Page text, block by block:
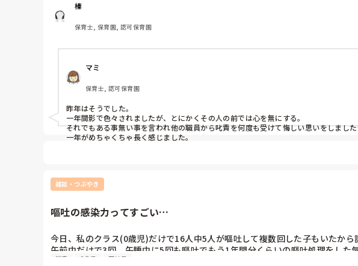
あからさまに冷たく敬語で話されるため、今でも同じ勤務(早番遅番)になっ
クラスリーダーは優しくて話しやすく、同じ学年には話しやすい先輩や後輩
皆さんは苦手な職員と同じクラスになった時に、その人とどのように関わって
心構えなどアドバイスをいただきたいです。
榛
保育士, 保育園, 認可保育園
マミ
保育士, 認可保育園
昨年はそうでした。
一年間影で色々されましたが、とにかくその人の前では心を無にする。
それでもある事無い事を言われ他の職員から叱責を何度も受けて悔しい思いをしまし
一年がめちゃくちゃ長く感じました。
雑談・つぶやき
嘔吐の感染力ってすごい…
今日、私のクラス(0歳児)だけで16人中5人が嘔吐して複数回した子もいたか
午前中だけで3回、午睡中に5回も嘔吐でもう1年間分くらいの嘔吐処理をした
消毒 0歳児 正社員